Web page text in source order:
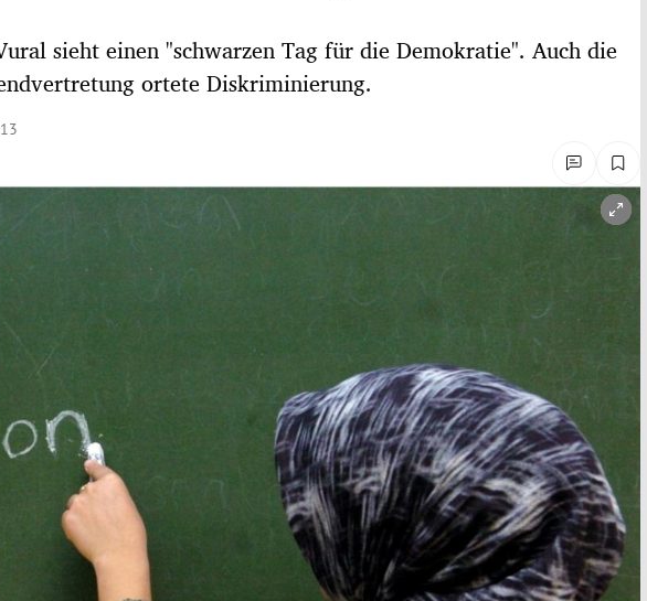
sieht einen "schwarzen Tag für die Demokratie". Auch die
ortete Diskriminierung.
öffnen/schließen